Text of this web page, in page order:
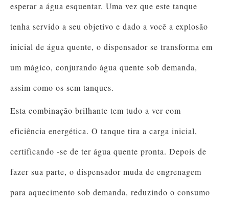
esperar a água esquentar. Uma vez que este tanque
tenha servido a seu objetivo e dado a você a explosão
inicial de água quente, o dispensador se transforma em
um mágico, conjurando água quente sob demanda,
assim como os sem tanques.
Esta combinação brilhante tem tudo a ver com
eficiência energética. O tanque tira a carga inicial,
certificando -se de ter água quente pronta. Depois de
fazer sua parte, o dispensador muda de engrenagem
para aquecimento sob demanda, reduzindo o consumo